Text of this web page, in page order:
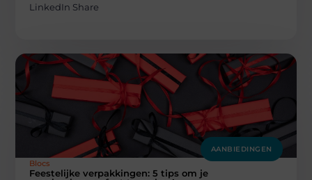
LinkedIn Share
AANBIEDINGEN
Blocs
Feestelijke verpakkingen: 5 tips om je